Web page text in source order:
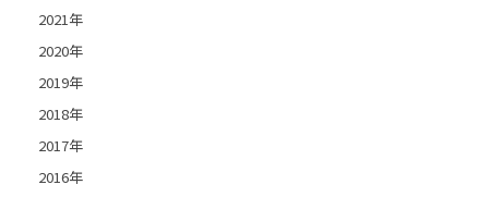
2021年
2020年
2019年
2018年
2017年
2016年